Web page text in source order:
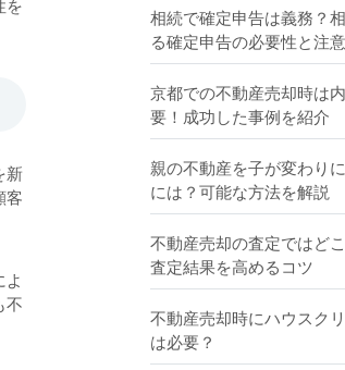
を
新
客
よ
不
相続で確定申告は義務？
る確定申告の必要性と注
京都での不動産売却時は
要！成功した事例を紹介
親の不動産を子が変わり
には？可能な方法を解説
不動産売却の査定ではど
査定結果を高めるコツ
不動産売却時にハウスク
は必要？